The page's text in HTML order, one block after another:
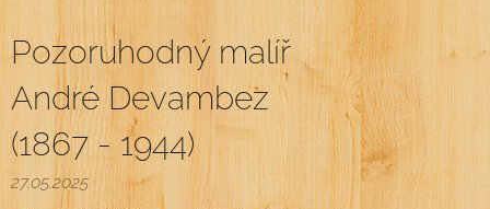
Pozoruhodný malíř
André Devambez
(1867 - 1944)
27.05.2025